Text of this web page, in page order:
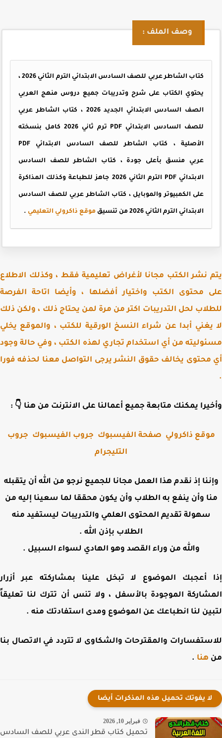
وصف الملف :
كتاب الشاطر عربي للصف السادس الابتدائي الترم الثاني 2026 ،
يحتوي الكتاب على شرح وتدريبات جميع دروس منهج العربي
الصف السادس الابتدائي الجديد 2026 ، كتاب الشاطر عربي
للصف السادس الابتدائي PDF ترم ثاني 2026 كامل بنسخته
الأصلية ، كتاب الشاطر للصف السادس الابتدائي PDF
عربي منسق بأعلى جودة ، كتاب الشاطر للصف السادس
الابتدائي PDF الترم الثاني 2026 جاهز للطباعة وكذلك المذاكرة
على الكمبيوتر والموبايل ، كتاب الشاطر عربي للصف السادس
الابتدائي الترم الثاني 2026 من تنسيق موقع ذاكرولي التعليمي.
نشر الكتب مجانا لأغراض تعليمية فقط ، وكذلك الاطلاع
محتوى الكتب واختيار أفضلها ، وأيضا اتاحة الفرصة
لحل التدريبات اكتر من مرة لمن يحتاج ذلك ، ولكن ذلك
يغني أبدا عن شراء النسخ الورقية للكتب ، والموقع يخلي
من أي استخدام تجاري لهذه الكتب ، وفي حالة وجود
محتوى يخالف حقوق النشر يرجى التواصل معنا لحذفه فورا
يمكنك متابعة جميع أعمالنا على الانترنت من هنا 👇 :
ذاكرولي صفحة الفيسبوك جروب الفيسبوك جروب
التليجرام
إذ نقدم هذا العمل مجانا للجميع نرجو من الله أن يتقبله
وأن ينفع به الطلاب وأن يكون محققا لما سعينا إليه من
سهولة تقديم المحتوى العلمي والتدريبات ليستفيد منه
الطلاب بإذن الله .
والله من وراء القصد وهو الهادي لسواء السبيل .
أعجبك الموضوع لا تبخل علينا بمشاركته عبر أزرار
الموجودة بالأسفل ، ولا تنس أن تترك لنا تعليقاً
لنا انطباعك عن الموضوع ومدى استفادتك منه .
والمقترحات والشكاوى لا تتردد في الاتصال بنا
هنا.
لا يفوتك تحميل هذه المذكرات أيضا
فبراير 10, 2026
تحميل كتاب قطر الندى عربي للصف السادس